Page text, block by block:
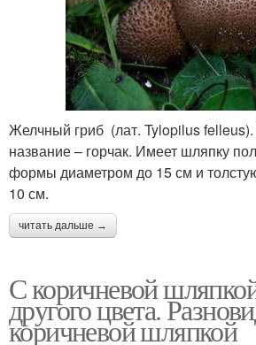
Желчный гриб (лат. Tylopilus
название – горчак. Имеет шляпку
формы диаметром до 15 см и
10 см.
читать дальше →
С коричневой
другого цвета.
коричневой шляпкой